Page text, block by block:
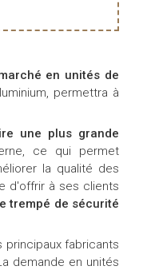
en unités de
permettra à
une plus grande
ce qui permet
la qualité des
d'offrir à ses clients
trempé de sécurité
fabricants
demande en unités